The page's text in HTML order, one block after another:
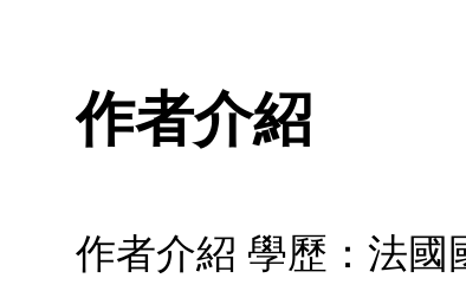
作者介紹
作者介紹 學歷：法國